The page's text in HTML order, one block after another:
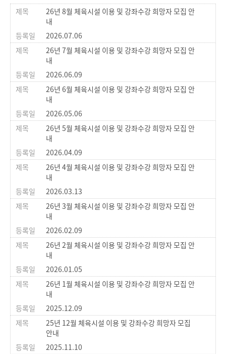
26년 8월 체육시설 이용 및 강좌수강 희망자 모집 안
내
2026.07.06
26년 7월 체육시설 이용 및 강좌수강 희망자 모집 안
내
2026.06.09
26년 6월 체육시설 이용 및 강좌수강 희망자 모집 안
내
2026.05.06
26년 5월 체육시설 이용 및 강좌수강 희망자 모집 안
내
2026.04.09
26년 4월 체육시설 이용 및 강좌수강 희망자 모집 안
내
2026.03.13
26년 3월 체육시설 이용 및 강좌수강 희망자 모집 안
내
2026.02.09
26년 2월 체육시설 이용 및 강좌수강 희망자 모집 안
내
2026.01.05
26년 1월 체육시설 이용 및 강좌수강 희망자 모집 안
내
2025.12.09
25년 12월 체육시설 이용 및 강좌수강 희망자 모집
안내
2025.11.10